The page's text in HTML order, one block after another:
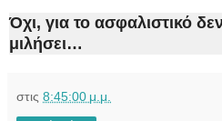
Όχι, για το ασφαλιστικό
μιλήσει…
στις 8:45:00 μ.μ.